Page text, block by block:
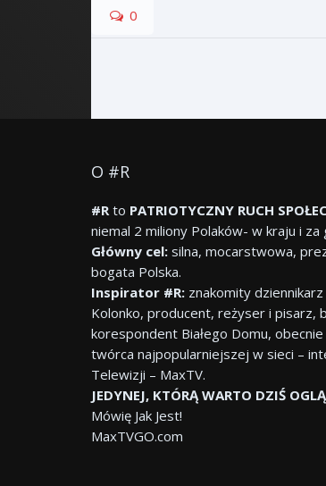
0
O #R
#R to PATRIOTYCZNY RUCH
niemal 2 miliony Polaków- w kraju i za
Główny cel: silna, mocarstwowa,
bogata Polska.
Inspirator #R: znakomity
Kolonko, producent, reżyser i pisarz,
korespondent Białego Domu, obecnie
twórca najpopularniejszej w sieci –
Telewizji – MaxTV.
JEDYNEJ, KTÓRĄ WARTO DZIŚ
Mówię Jak Jest!
MaxTVGO.com